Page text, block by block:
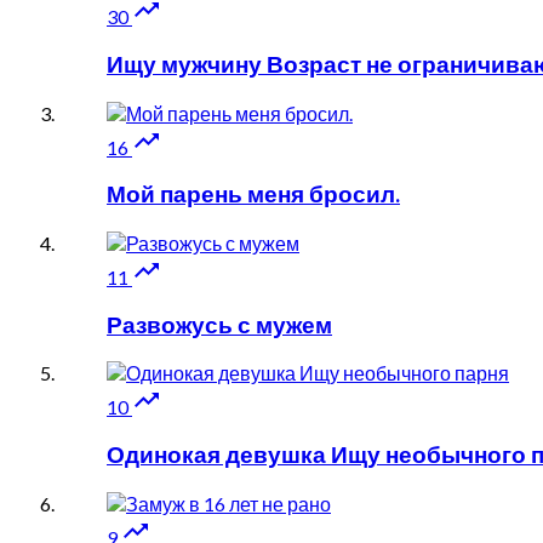
30 
Ищу мужчину Возраст не
16 
Мой парень меня бросил.
11 
Развожусь с мужем
10 
Одинокая девушка Ищу необычного
9 